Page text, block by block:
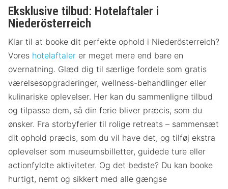
Eksklusive tilbud: Hotelaftaler i
Niederösterreich
Klar til at booke dit perfekte ophold i Niederösterreich?
Vores hotelaftaler er meget mere end bare en
overnatning. Glæd dig til særlige fordele som gratis
værelsesopgraderinger, wellness-behandlinger eller
kulinariske oplevelser. Her kan du sammenligne tilbud
og tilpasse dem, så din ferie bliver præcis, som du
ønsker. Fra storbyferier til rolige retreats – sammensæt
dit ophold præcis, som du vil have det, og tilføj ekstra
oplevelser som museumsbilletter, guidede ture eller
actionfyldte aktiviteter. Og det bedste? Du kan booke
hurtigt, nemt og sikkert med alle gængse